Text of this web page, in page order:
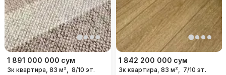
1 891 000 000 сум
3к квартира, 83 м², 8/10 эт.
1 842 200 000 сум
3к квартира, 83 м², 7/10 эт.